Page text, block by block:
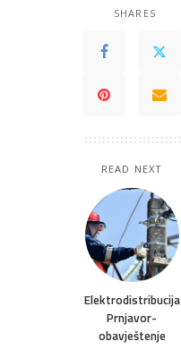
SHARES
READ NEXT
Elektrodistribucija
Prnjavor-
obavještenje